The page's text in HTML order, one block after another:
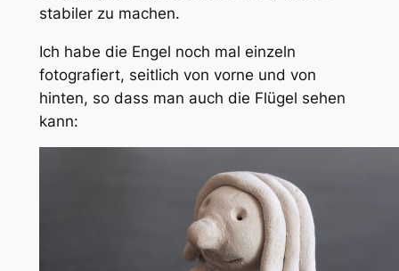
stabiler zu machen.
Ich habe die Engel noch mal einzeln
fotografiert, seitlich von vorne und von
hinten, so dass man auch die Flügel sehen
kann: